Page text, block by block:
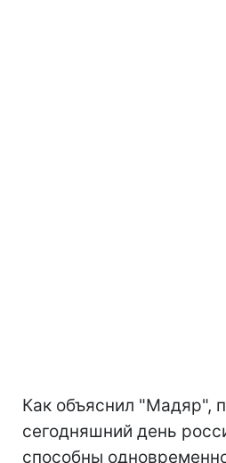
Как объяснил "Мадяр",
сегодняшний день
способны